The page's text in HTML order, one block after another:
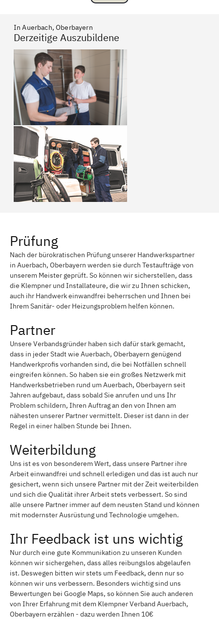
In Auerbach, Oberbayern
Derzeitige Auszubildene
Prüfung
Nach der bürokratischen Prüfung unserer Handwerkspartner
in Auerbach, Oberbayern werden sie durch Testaufträge von
unserem Meister geprüft. So können wir sicherstellen, dass
die Klempner und Installateure, die wir zu Ihnen schicken,
auch ihr Handwerk einwandfrei beherrschen und Ihnen bei
Ihrem Sanitär- oder Heizungsproblem helfen können.
Partner
Unsere Verbandsgründer haben sich dafür stark gemacht,
dass in jeder Stadt wie Auerbach, Oberbayern genügend
Handwerkprofis vorhanden sind, die bei Notfällen schnell
eingreifen können. So haben sie ein großes Netzwerk mit
Handwerksbetrieben rund um Auerbach, Oberbayern seit
Jahren aufgebaut, dass sobald Sie anrufen und uns Ihr
Problem schildern, Ihren Auftrag an den von Ihnen am
nähesten unserer Partner vermittelt. Dieser ist dann in der
Regel in einer halben Stunde bei Ihnen.
Weiterbildung
Uns ist es von besonderem Wert, dass unsere Partner ihre
Arbeit einwandfrei und schnell erledigen und das ist auch nur
gesichert, wenn sich unsere Partner mit der Zeit weiterbilden
und sich die Qualität ihrer Arbeit stets verbessert. So sind
alle unsere Partner immer auf dem neusten Stand und können
mit modernster Ausrüstung und Technologie umgehen.
Ihr Feedback ist uns wichtig
Nur durch eine gute Kommunikation zu unseren Kunden
können wir sichergehen, dass alles reibungslos abgelaufen
ist. Deswegen bitten wir stets um Feedback, denn nur so
können wir uns verbessern. Besonders wichtig sind uns
Bewertungen bei Google Maps, so können Sie auch anderen
von Ihrer Erfahrung mit dem Klempner Verband Auerbach,
Oberbayern erzählen - dazu werden Ihnen 10€